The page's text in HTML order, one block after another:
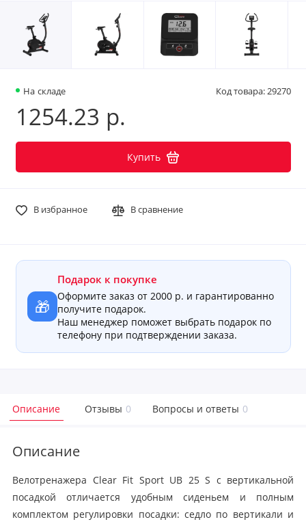
На складе Код товара: 29270
1254.23 р.
Купить
В избранное В сравнение
🎁
Подарок к покупке
Оформите заказ от 2000 р. и гарантированно
получите подарок.
Наш менеджер поможет выбрать подарок по
телефону при подтверждении заказа.
Описание Отзывы 0 Вопросы и ответы 0
Описание
Велотренажера Clear Fit Sport UB 25 S с вертикальной
посадкой отличается удобным сиденьем и полным
комплектом регулировки посадки: седло по вертикали и